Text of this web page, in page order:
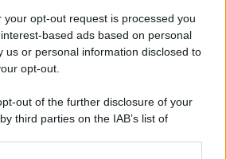
your opt-out request is processed you
based ads based on personal
us or personal information disclosed to
opt-out.
out of the further disclosure of your
third parties on the IAB’s list of